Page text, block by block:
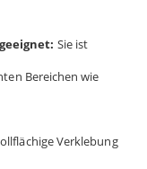
Sie ist
Bereichen wie
Verklebung